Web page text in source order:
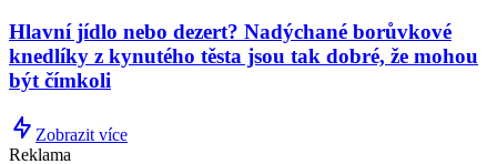
Hlavní jídlo nebo dezert? Nadýchané borůvkové
knedlíky z kynutého těsta jsou tak dobré, že mohou
být čímkoli
Zobrazit více
Reklama